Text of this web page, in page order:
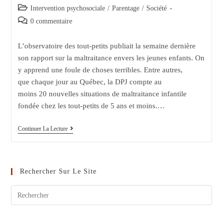
de
la
publication :
published:
Post
category:
Intervention psychosociale / Parentage / Société
Post 0 commentaire
L’observatoire des tout-petits publiait la semaine dernière
son rapport sur la maltraitance envers les jeunes enfants. On
y apprend une foule de choses terribles. Entre autres,
que chaque jour au Québec, la DPJ compte au
moins 20 nouvelles situations de maltraitance infantile
fondée chez les tout-petits de 5 ans et moins.…
Continuer La LectureLa
Petits,
Fois
Rechercher Sur Le Site